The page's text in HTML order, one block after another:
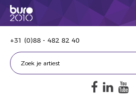
+31 (0)88 - 482 82 40